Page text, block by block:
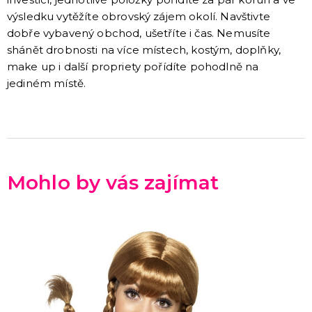
Hlavolamy
Bestsellery
Karetní a deskové hry pro děti
Rodinné hry
Partnerské hry
DALŠÍ KATEGORIE
MAKE-UP
PARUKY
KLOBOUKY A ČELENKY
Sombréra, cylindry, párty kloubouky
Čelenky, uši, tykadla, minikloboučky a korunky
výsledku vytěžíte obrovský zájem okolí. Navštivte
dobře vybavený obchod, ušetříte i čas. Nemusíte
shánět drobnosti na více místech, kostým, doplňky,
make up i další propriety pořídíte pohodlně na
jediném místě.
Mohlo by vás zajímat